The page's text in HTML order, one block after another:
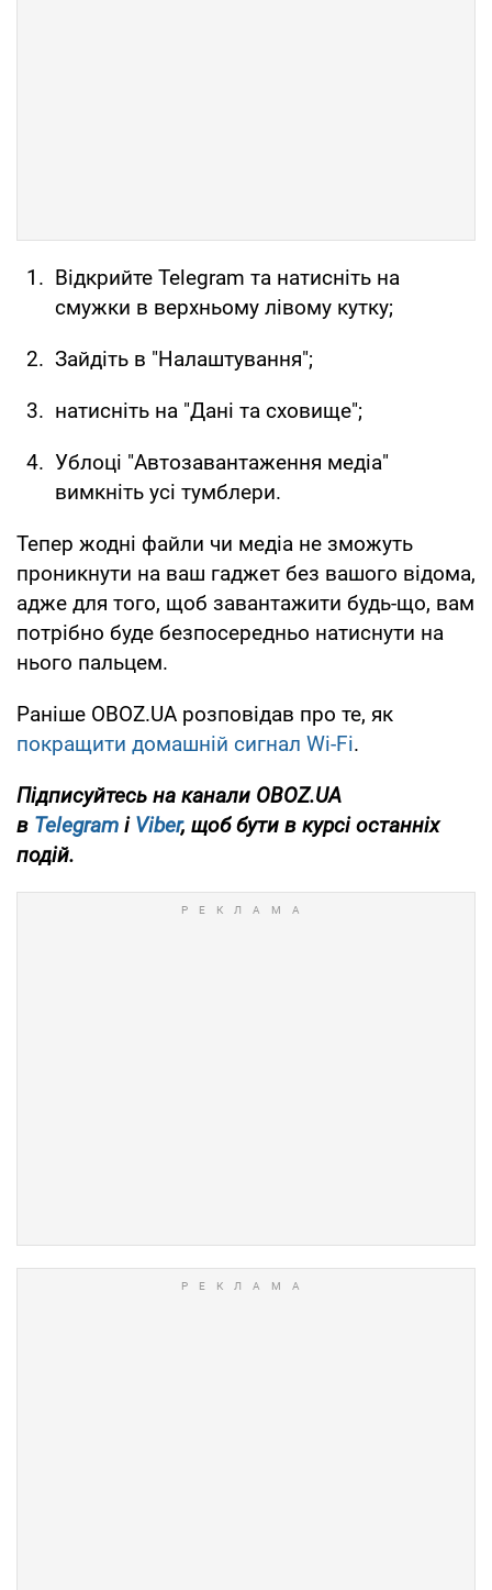
Відкрийте Telegram та натисніть на
смужки в верхньому лівому кутку;
Зайдіть в "Налаштування";
натисніть на "Дані та сховище";
Ублоці "Автозавантаження медіа"
вимкніть усі тумблери.
Тепер жодні файли чи медіа не зможуть
проникнути на ваш гаджет без вашого відома,
адже для того, щоб завантажити будь-що, вам
потрібно буде безпосередньо натиснути на
нього пальцем.
Раніше OBOZ.UA розповідав про те, як
покращити домашній сигнал Wi-Fi.
Підписуйтесь на канали OBOZ.UA
в Telegram і Viber, щоб бути в курсі останніх
подій.